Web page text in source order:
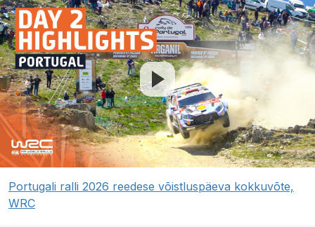
Portugali ralli 2026 reedese võistluspäeva kokkuvõte,
WRC